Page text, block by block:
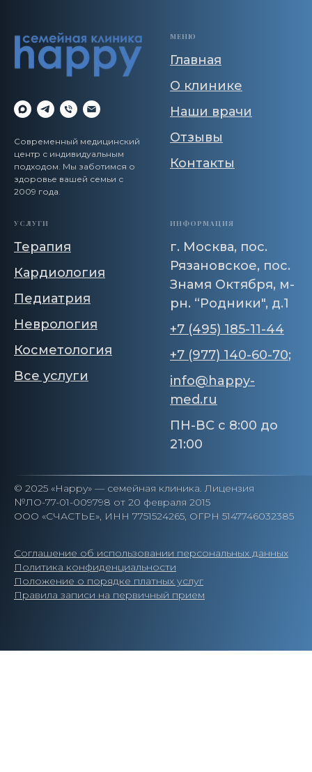
Современный медицинский
центр с индивидуальным
подходом. Мы заботимся о
здоровье вашей семьи с
2009 года.
МЕНЮ
Главная
О клинике
Наши врачи
Отзывы
Контакты
УСЛУГИ
Терапия
Кардиология
Педиатрия
Неврология
Косметология
Все услуги
ИНФОРМАЦИЯ
г. Москва, пос.
Рязановское, пос.
Знамя Октября, м-
рн. “Родники", д.1
+7 (495) 185-11-44
+7 (977) 140-60-70;
info@happy-
med.ru
ПН-ВС с 8:00 до
21:00
© 2025 «Happy» — семейная клиника. Лицензия
№ЛО-77-01-009798 от 20 февраля 2015
ООО «СЧАСТЬЕ», ИНН 7751524265, ОГРН 5147746032385
Соглашение об использовании персональных данных
Политика конфиденциальности
Положение о порядке платных услуг
Правила записи на первичный прием